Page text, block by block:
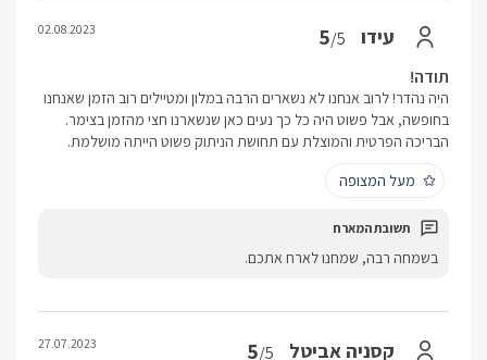
עידו 5/5
02.08.2023
תודה!
היה נהדר! לרוב אנחנו לא נשארים הרבה במלון ומטיילים רוב הזמן שאנחנו
בחופשה, אבל פשוט היה כל כך נעים כאן שנשארנו חצי מהזמן בצימר.
הבריכה הפרטית והמוצלת עם תחושת הניתוק פשוט הייתה מושלמת.
מעל המצופה
בשמחה רבה, שמחנו לארח אתכם.
קסניה אביטל 5/5
27.07.2023